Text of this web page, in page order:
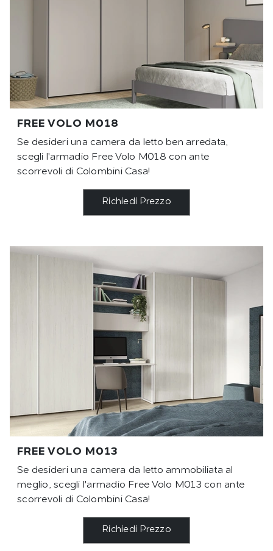
FREE VOLO M018
Se desideri una camera da letto ben arredata,
scegli l'armadio Free Volo M018 con ante
scorrevoli di Colombini Casa!
Richiedi Prezzo
FREE VOLO M013
Se desideri una camera da letto ammobiliata al
meglio, scegli l'armadio Free Volo M013 con ante
scorrevoli di Colombini Casa!
Richiedi Prezzo